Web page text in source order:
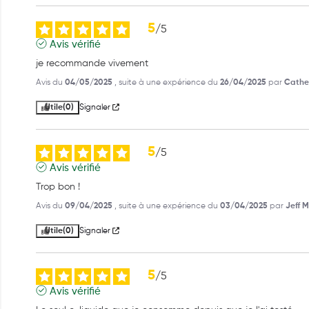
5/5
Avis vérifié
je recommande vivement
Avis du 04/05/2025 , suite à une expérience du 26/04/2025 par
Utile(0) Signaler
5/5
Avis vérifié
Trop bon !
Avis du 09/04/2025 , suite à une expérience du 03/04/2025 par Jeff
Utile(0) Signaler
5/5
Avis vérifié